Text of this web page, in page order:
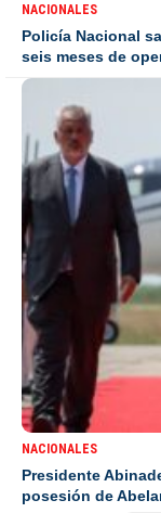
NACIONALES
Policía Nacional
seis meses de
NACIONALES
Presidente
posesión de